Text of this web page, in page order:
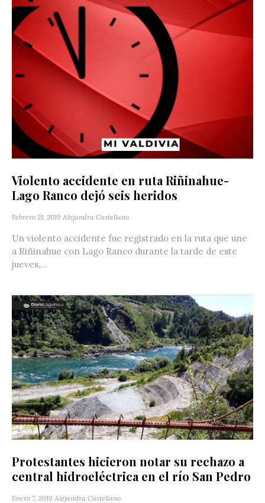
Violento accidente en ruta Riñinahue-
Lago Ranco dejó seis heridos
Febrero 21, 2019 Alejandra Castellano
Un violento accidente fue registrado en la ruta que une
a Riñinahue con Lago Ranco durante la tarde de este
jueves,...
Protestantes hicieron notar su rechazo a
central hidroeléctrica en el río San Pedro
Enero 7, 2019 Alejandra Castellano